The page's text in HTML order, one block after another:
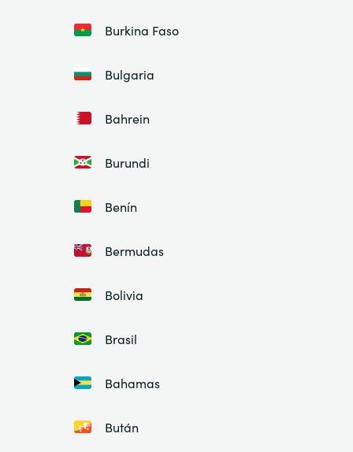
Burkina Faso
Bulgaria
Bahrein
Burundi
Benín
Bermudas
Bolivia
Brasil
Bahamas
Bután